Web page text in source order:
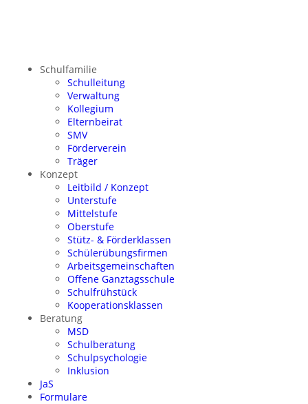
Schulfamilie
Schulleitung
Verwaltung
Kollegium
Elternbeirat
SMV
Förderverein
Träger
Konzept
Leitbild / Konzept
Unterstufe
Mittelstufe
Oberstufe
Stütz- & Förderklassen
Schülerübungsfirmen
Arbeitsgemeinschaften
Offene Ganztagsschule
Schulfrühstück
Kooperationsklassen
Beratung
MSD
Schulberatung
Schulpsychologie
Inklusion
JaS
Formulare